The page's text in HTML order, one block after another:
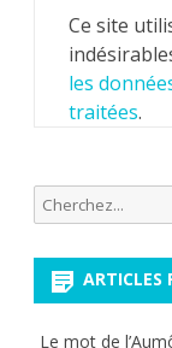
Ce site
les
traitées.
Recherche
pour:
ARTICLES
Le mot de